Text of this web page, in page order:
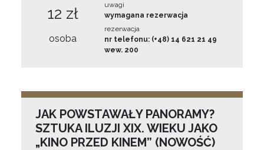
12 zł
osoba
uwagi
wymagana rezerwacja
rezerwacja
nr telefonu: (+48) 14 621 21 49
wew. 200
JAK POWSTAWAŁY PANORAMY?
SZTUKA ILUZJI XIX. WIEKU JAKO
„KINO PRZED KINEM” (NOWOŚĆ)